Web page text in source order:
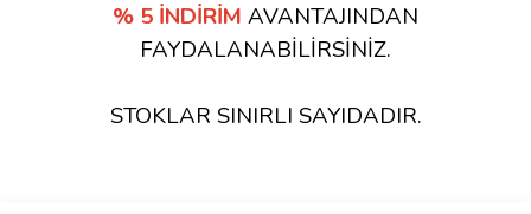
% 5 İNDİRİM AVANTAJINDAN
FAYDALANABİLİRSİNİZ.
STOKLAR SINIRLI SAYIDADIR.